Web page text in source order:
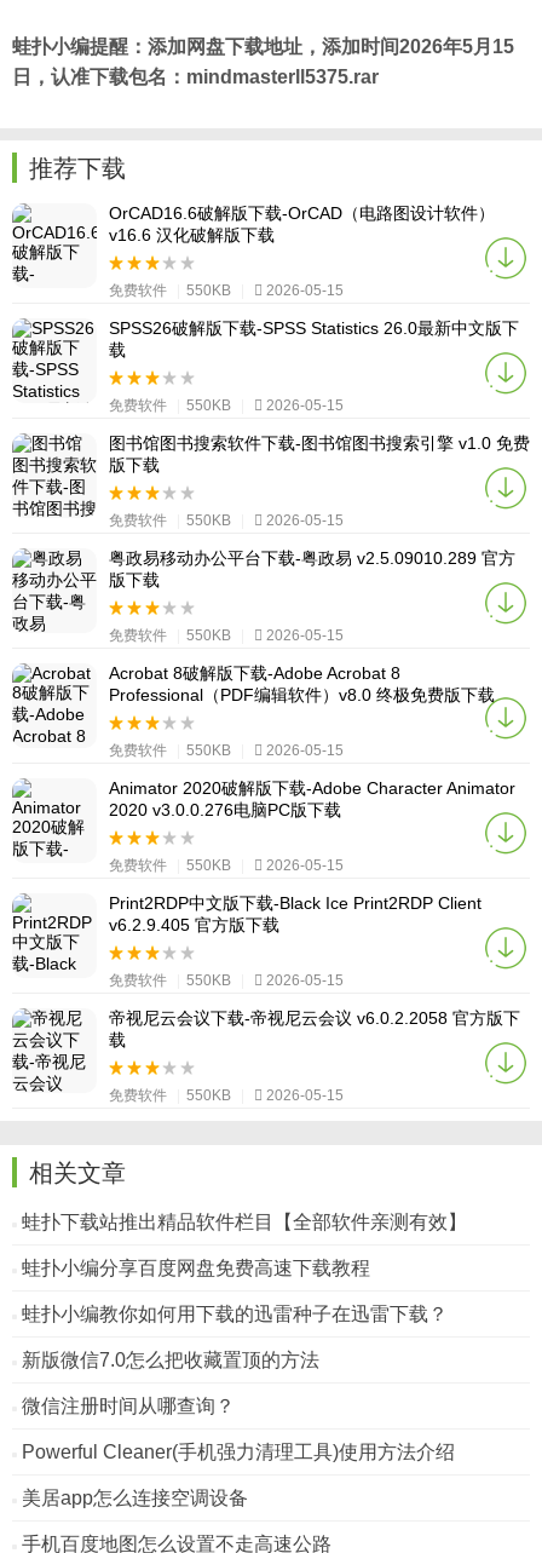
蛙扑小编提醒：添加网盘下载地址，添加时间2026年5月15
日，认准下载包名：mindmasterll5375.rar
推荐下载
OrCAD16.6破解版下载-OrCAD（电路图设计软件）
v16.6 汉化破解版下载
免费软件 550KB 2026-05-15
SPSS26破解版下载-SPSS Statistics 26.0最新中文版下
载
免费软件 550KB 2026-05-15
图书馆图书搜索软件下载-图书馆图书搜索引擎 v1.0 免费
版下载
免费软件 550KB 2026-05-15
粤政易移动办公平台下载-粤政易 v2.5.09010.289 官方
版下载
免费软件 550KB 2026-05-15
Acrobat 8破解版下载-Adobe Acrobat 8
Professional（PDF编辑软件）v8.0 终极免费版下载
免费软件 550KB 2026-05-15
Animator 2020破解版下载-Adobe Character Animator
2020 v3.0.0.276电脑PC版下载
免费软件 550KB 2026-05-15
Print2RDP中文版下载-Black Ice Print2RDP Client
v6.2.9.405 官方版下载
免费软件 550KB 2026-05-15
帝视尼云会议下载-帝视尼云会议 v6.0.2.2058 官方版下
载
免费软件 550KB 2026-05-15
相关文章
蛙扑下载站推出精品软件栏目【全部软件亲测有效】
蛙扑小编分享百度网盘免费高速下载教程
蛙扑小编教你如何用下载的迅雷种子在迅雷下载？
新版微信7.0怎么把收藏置顶的方法
微信注册时间从哪查询？
Powerful Cleaner(手机强力清理工具)使用方法介绍
美居app怎么连接空调设备
手机百度地图怎么设置不走高速公路